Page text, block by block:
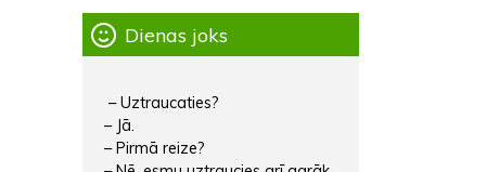
Dienas joks
– Uztraucaties?
– Jā.
– Pirmā reize?